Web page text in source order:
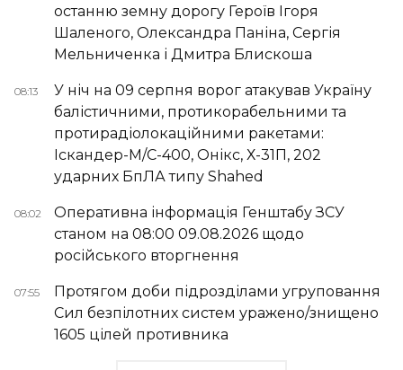
останню земну дорогу Героїв Ігоря
Шаленого, Олександра Паніна, Сергія
Мельниченка і Дмитра Блискоша
08:13
У ніч на 09 серпня ворог атакував Україну
балістичними, протикорабельними та
протирадіолокаційними ракетами:
Іскандер-М/С-400, Онікс, Х-31П, 202
ударних БпЛА типу Shahed
08:02
Оперативна інформація Генштабу ЗСУ
станом на 08:00 09.08.2026 щодо
російського вторгнення
07:55
Протягом доби підрозділами угруповання
Сил безпілотних систем уражено/знищено
1605 цілей противника